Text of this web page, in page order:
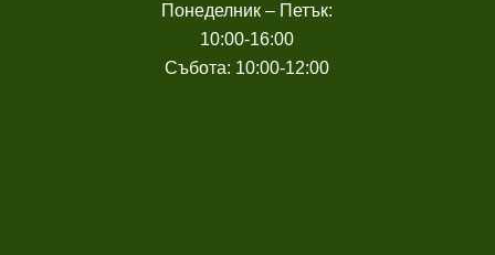
Понеделник – Петък:
10:00-16:00
Събота: 10:00-12:00